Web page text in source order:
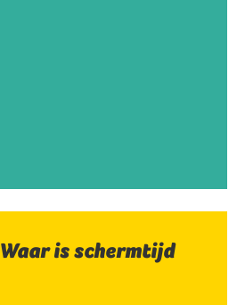
Waar is schermtijd